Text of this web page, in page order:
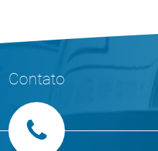
Contato